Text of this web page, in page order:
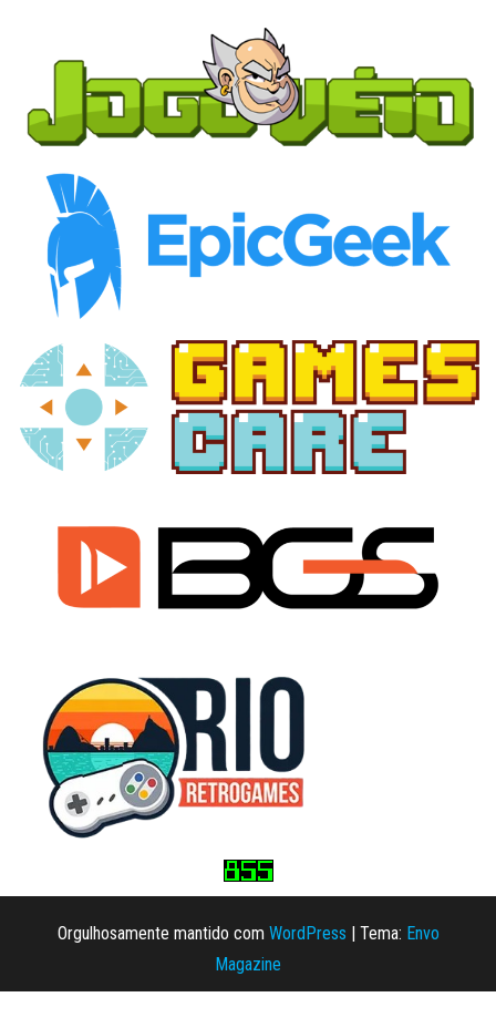
Orgulhosamente mantido com WordPress Tema: Envo
Magazine